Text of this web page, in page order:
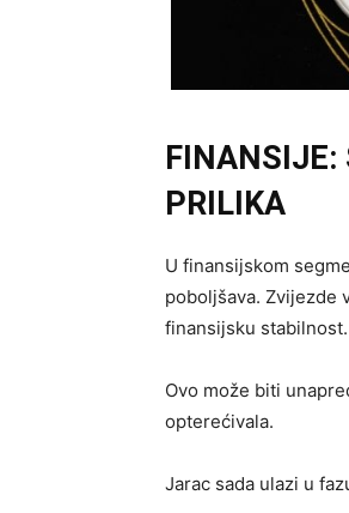
FINANSIJE:
PRILIKA
U finansijskom
poboljšava. Zvijezde
finansijsku stabilnost.
Ovo može biti
opterećivala.
Jarac sada ulazi u